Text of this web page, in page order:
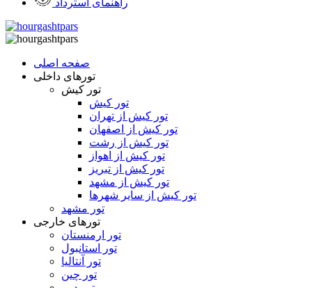
راهنمای استرداد
صفحه اصلی
تورهای داخلی
تور کیش
تور کیش
تور کیش از تهران
تور کیش از اصفهان
تور کیش از رشت
تور کیش از اهواز
تور کیش از تبریز
تور کیش از مشهد
تور کیش از سایر شهرها
تور مشهد
تورهای خارجی
تور ارمنستان
تور استانبول
تور آنتالیا
تور چین